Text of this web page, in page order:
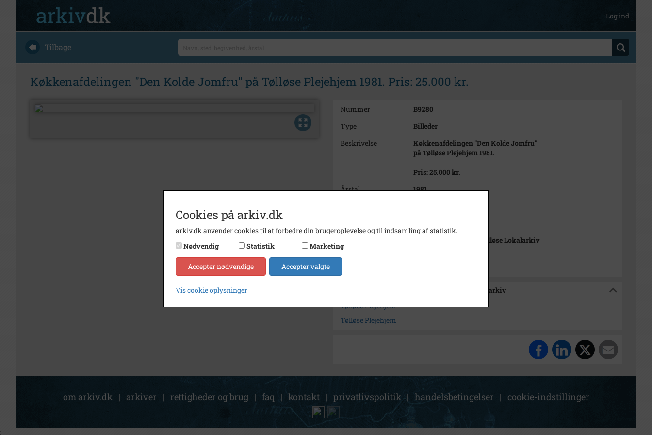
Log ind
Tilbage
Køkkenafdelingen "Den Kolde Jomfru" på Tølløse Plejehjem 1981. Pris: 25.000 kr.
Nummer
B9280
Type
Billeder
Beskrivelse
Køkkenafdelingen "Den Kolde Jomfru"
på Tølløse Plejehjem 1981.
Pris: 25.000 kr.
Årstal
1981
Holbæk-Arkiverne / Tølløse Lokalarkiv
Søg videre i Holbæk-Arkiverne / Tølløse Lokalarkiv
Tølløse Plejehjem
Tølløse Plejehjem
om arkiv.dk | arkiver | rettigheder og brug | faq | kontakt | privatlivspolitik | handelsbetingelser | cookie-indstillinger
Cookies på arkiv.dk
arkiv.dk anvender cookies til at forbedre din brugeroplevelse og til indsamling af statistik.
Nødvendig
Statistik Marketing
Accepter nødvendige Accepter valgte
Vis cookie oplysninger
;